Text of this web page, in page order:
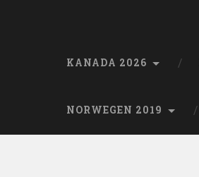
KANADA 2026
NORWEGEN 2019